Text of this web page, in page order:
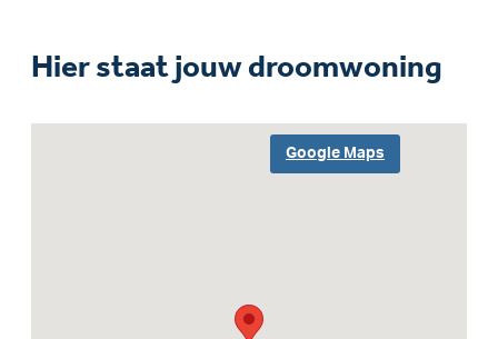
Hier staat jouw droomwoning
Google Maps